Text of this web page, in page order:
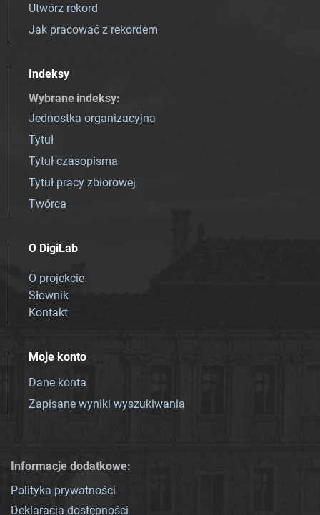
Utwórz rekord
Jak pracować z rekordem
Indeksy
Wybrane indeksy:
Jednostka organizacyjna
Tytuł
Tytuł czasopisma
Tytuł pracy zbiorowej
Twórca
O DigiLab
O projekcie
Słownik
Kontakt
Moje konto
Dane konta
Zapisane wyniki wyszukiwania
Informacje dodatkowe:
Polityka prywatności
Deklaracja dostępności